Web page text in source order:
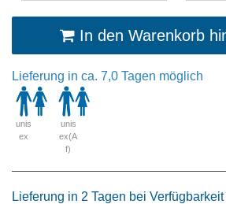
In den Warenkorb
Lieferung in ca. 7,0 Tagen möglich
unis
ex
unis
ex(A
f)
Lieferung in 2 Tagen bei Verfügbarkeit